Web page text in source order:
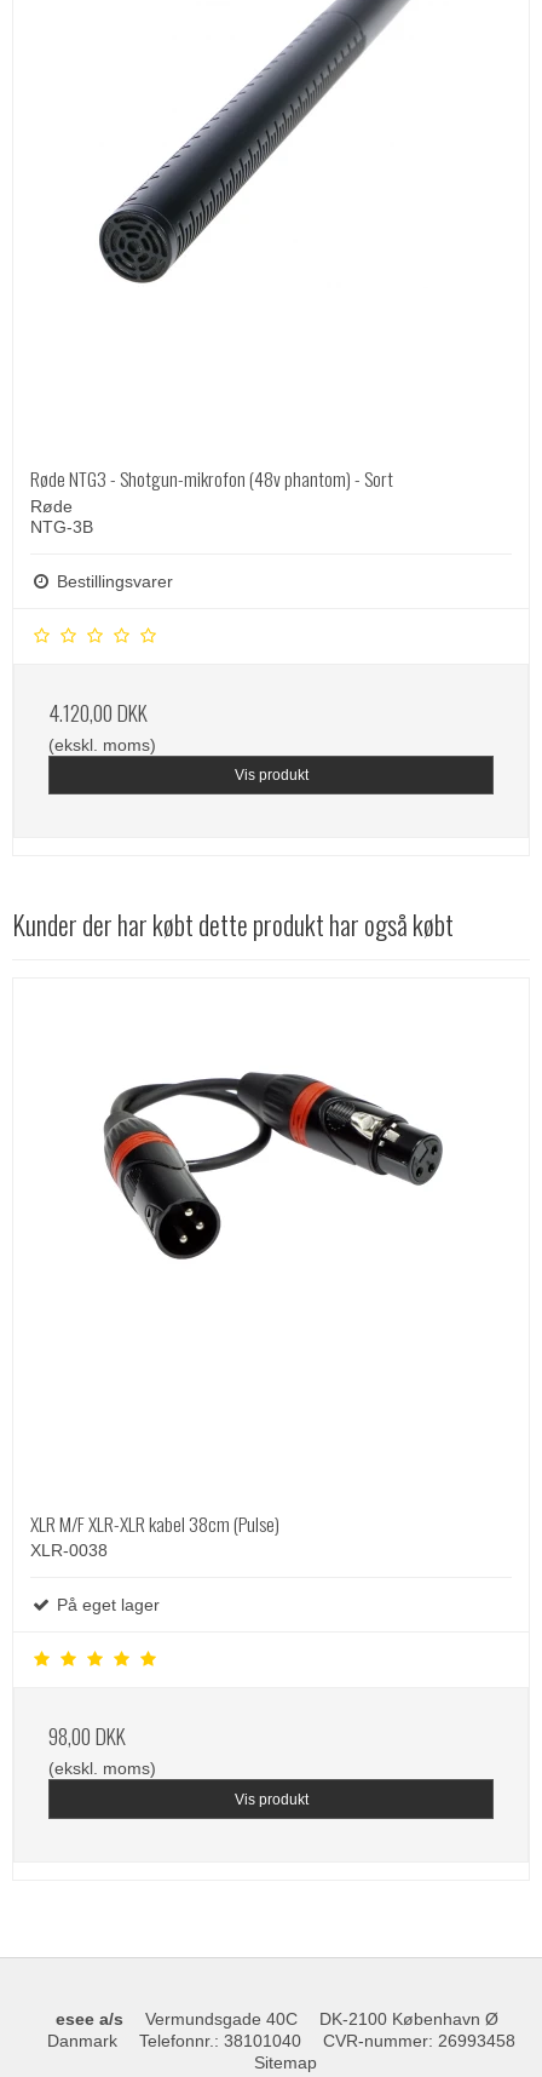
Røde NTG3 - Shotgun-mikrofon (48v phantom) - Sort
Røde
NTG-3B
Bestillingsvarer
4.120,00 DKK
(ekskl. moms)
Vis produkt
Kunder der har købt dette produkt har også købt
XLR M/F XLR-XLR kabel 38cm (Pulse)
XLR-0038
På eget lager
98,00 DKK
(ekskl. moms)
Vis produkt
esee a/s Vermundsgade 40C
DK-2100 København Ø
Danmark
Telefonnr.: 38101040 CVR-nummer: 26993458
Sitemap